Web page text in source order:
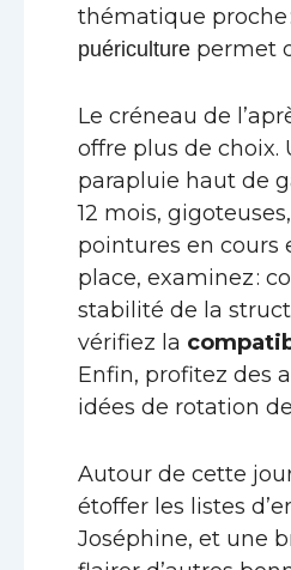
thématique proche
puériculture permet
Le créneau de
offre plus de choix.
parapluie haut de
12 mois,
pointures en cours
place, examinez :
stabilité de la
vérifiez la
Enfin, profitez des
idées de rotation
Autour de cette
étoffer les listes
Joséphine, et une